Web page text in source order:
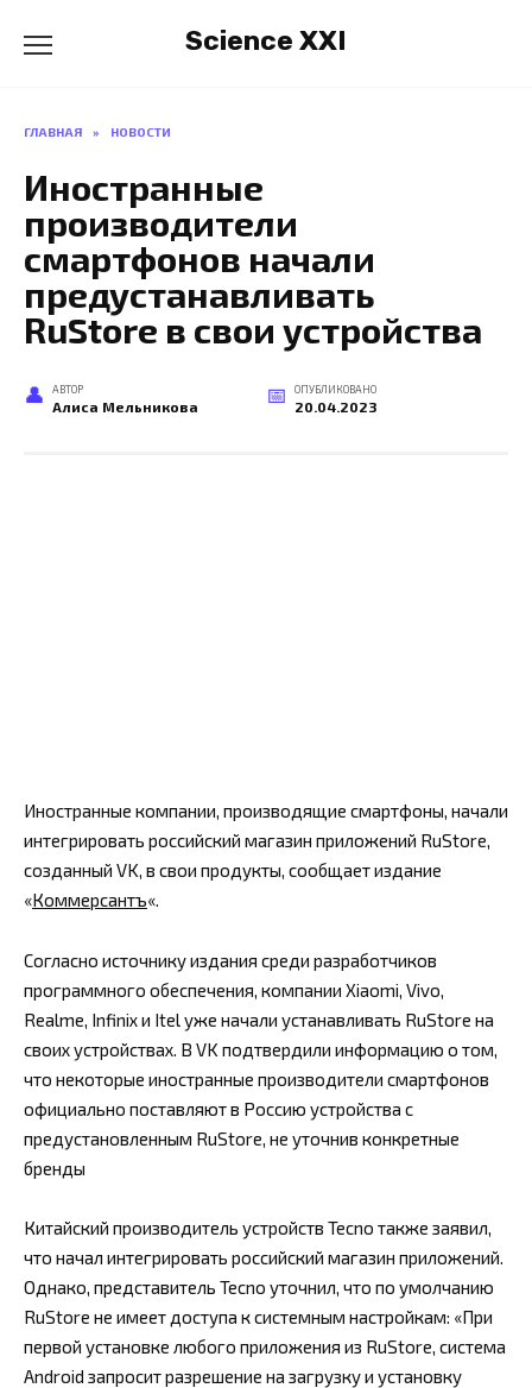
содержанию
Science XXI
ГЛАВНАЯ » НОВОСТИ
Иностранные
производители
смартфонов начали
предустанавливать
RuStore в свои устройства
АВТОР
Алиса Мельникова
ОПУБЛИКОВАНО
20.04.2023
Иностранные компании, производящие смартфоны, начали
интегрировать российский магазин приложений RuStore,
созданный VK, в свои продукты, сообщает издание
«Коммерсантъ«.
Согласно источнику издания среди разработчиков
программного обеспечения, компании Xiaomi, Vivo,
Realme, Infinix и Itel уже начали устанавливать RuStore на
своих устройствах. В VK подтвердили информацию о том,
что некоторые иностранные производители смартфонов
официально поставляют в Россию устройства с
предустановленным RuStore, не уточнив конкретные
бренды
Китайский производитель устройств Tecno также заявил,
что начал интегрировать российский магазин приложений.
Однако, представитель Tecno уточнил, что по умолчанию
RuStore не имеет доступа к системным настройкам: «При
первой установке любого приложения из RuStore, система
Android запросит разрешение на загрузку и установку